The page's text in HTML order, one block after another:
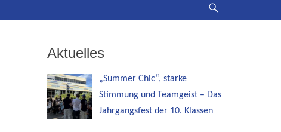
Aktuelles
„Summer Chic“, starke
Stimmung und Teamgeist – Das
Jahrgangsfest der 10. Klassen